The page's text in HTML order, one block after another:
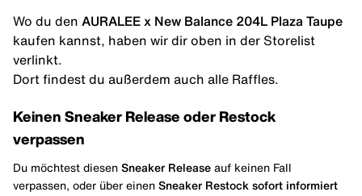
Wo du den AURALEE x New Balance 204L Plaza Taupe
kaufen kannst, haben wir dir oben in der Storelist
verlinkt.
Dort findest du außerdem auch alle Raffles.
Keinen Sneaker Release oder Restock
verpassen
Du möchtest diesen Sneaker Release auf keinen Fall
verpassen, oder über einen Sneaker Restock sofort informiert